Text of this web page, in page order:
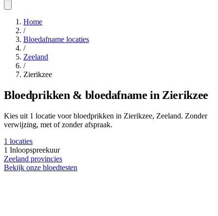
Home
/
Bloedafname locaties
/
Zeeland
/
Zierikzee
Bloedprikken & bloedafname in Zierikzee
Kies uit 1 locatie voor bloedprikken in Zierikzee, Zeeland. Zonder
verwijzing, met of zonder afspraak.
1 locaties
1 Inloopspreekuur
Zeeland provincies
Bekijk onze bloedtesten